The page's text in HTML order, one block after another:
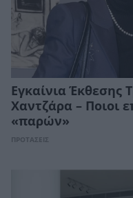
Εγκαίνια Έκθεσης
Χαντζάρα – Ποιοι
«παρών»
ΠΡΟΤΑΣΕΙΣ